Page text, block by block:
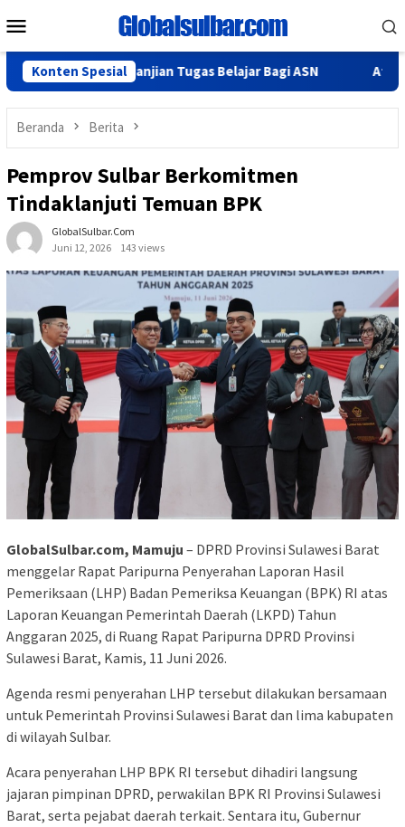
ke
Mobile
Konten Spesial
Perjanjian Tugas Belajar Bagi ASN Atasi Kejahatan
Beranda Berita
Pemprov Sulbar Berkomitmen
Tindaklanjuti Temuan BPK
GlobalSulbar.com
Juni 12, 2026
143 views
GlobalSulbar.com, Mamuju – DPRD Provinsi Sulawesi Barat
menggelar Rapat Paripurna Penyerahan Laporan Hasil
Pemeriksaan (LHP) Badan Pemeriksa Keuangan (BPK) RI atas
Laporan Keuangan Pemerintah Daerah (LKPD) Tahun
Anggaran 2025, di Ruang Rapat Paripurna DPRD Provinsi
Sulawesi Barat, Kamis, 11 Juni 2026.
Agenda resmi penyerahan LHP tersebut dilakukan bersamaan
untuk Pemerintah Provinsi Sulawesi Barat dan lima kabupaten
di wilayah Sulbar.
Acara penyerahan LHP BPK RI tersebut dihadiri langsung
jajaran pimpinan DPRD, perwakilan BPK RI Provinsi Sulawesi
Barat, serta pejabat daerah terkait. Sentara itu, Gubernur